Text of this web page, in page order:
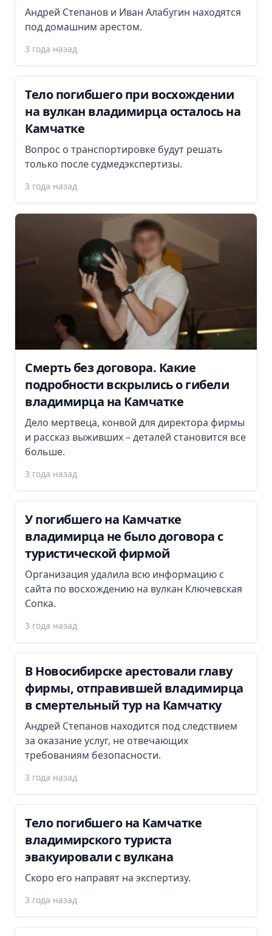
Андрей Степанов и Иван Алабугин находятся
под домашним арестом.
3 года назад
Тело погибшего при восхождении
на вулкан владимирца осталось на
Камчатке
Вопрос о транспортировке будут решать
только после судмедэкспертизы.
3 года назад
Смерть без договора. Какие
подробности вскрылись о гибели
владимирца на Камчатке
Дело мертвеца, конвой для директора фирмы
и рассказ выживших – деталей становится все
больше.
3 года назад
У погибшего на Камчатке
владимирца не было договора с
туристической фирмой
Организация удалила всю информацию с
сайта по восхождению на вулкан Ключевская
Сопка.
3 года назад
В Новосибирске арестовали главу
фирмы, отправившей владимирца
в смертельный тур на Камчатку
Андрей Степанов находится под следствием
за оказание услуг, не отвечающих
требованиям безопасности.
3 года назад
Тело погибшего на Камчатке
владимирского туриста
эвакуировали с вулкана
Скоро его направят на экспертизу.
3 года назад